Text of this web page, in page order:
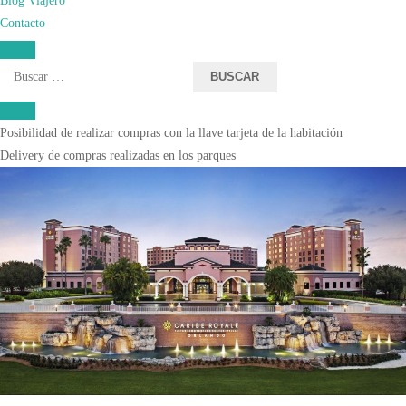
Contacto
Buscar:
Universal Express Pass Plus (beneficio exclusivo de la categoría)
Early Park Admission
Transporte de cortesía a los parques Universal
Posibilidad de realizar compras con la llave tarjeta de la habitación
Delivery de compras realizadas en los parques